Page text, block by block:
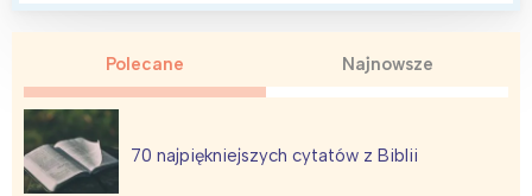
Polecane Najnowsze
70 najpiękniejszych cytatów z Biblii